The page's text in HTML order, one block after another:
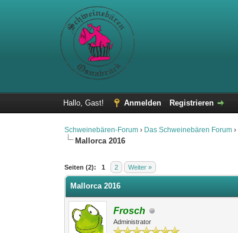
Hallo, Gast! Anmelden Registrieren
Schweinebären-Forum › Das Schweinebären Forum ›
Mallorca 2016
Seiten (2): 1 2 Weiter »
0 Bewertung(en) - 0 im Durchschnitt
1
2
3
4
5
Mallorca 2016
Frosch
Administrator